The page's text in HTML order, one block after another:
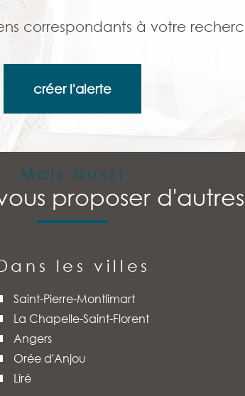
correspondants à votre
créer l'alerte
Mais aussi
proposer
les villes
Saint-Pierre-Montlimart
La Chapelle-Saint-Florent
Angers
Orée d'Anjou
Liré